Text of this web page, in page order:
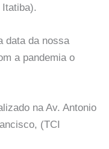
data da nossa
a pandemia o
na Av. Antonio
(TCI